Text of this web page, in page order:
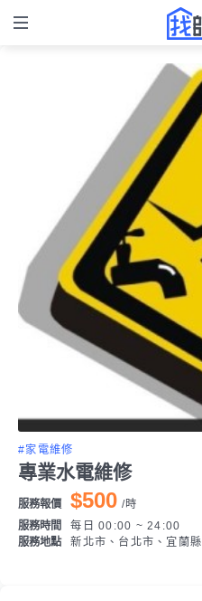
#家電維修
專業水電維修
服務報價 $500 /時
服務時間
每日 00:00 ~ 24:00
服務地點
新北市、台北市、宜蘭縣